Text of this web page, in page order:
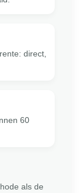
direct,
60
als de